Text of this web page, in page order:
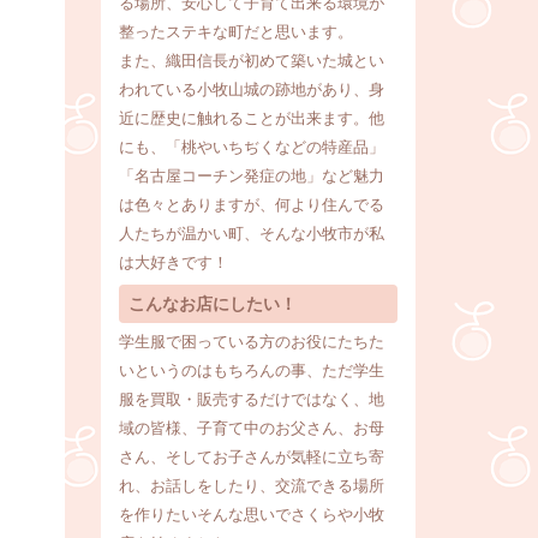
整ったステキな町だと思います。
また、織田信長が初めて築いた城とい
われている小牧山城の跡地があり、身
近に歴史に触れることが出来ます。他
にも、「桃やいちぢくなどの特産品」
「名古屋コーチン発症の地」など魅力
は色々とありますが、何より住んでる
人たちが温かい町、そんな小牧市が私
は大好きです！
こんなお店にしたい！
学生服で困っている方のお役にたちた
いというのはもちろんの事、ただ学生
服を買取・販売するだけではなく、地
域の皆様、子育て中のお父さん、お母
さん、そしてお子さんが気軽に立ち寄
れ、お話しをしたり、交流できる場所
を作りたいそんな思いでさくらや小牧